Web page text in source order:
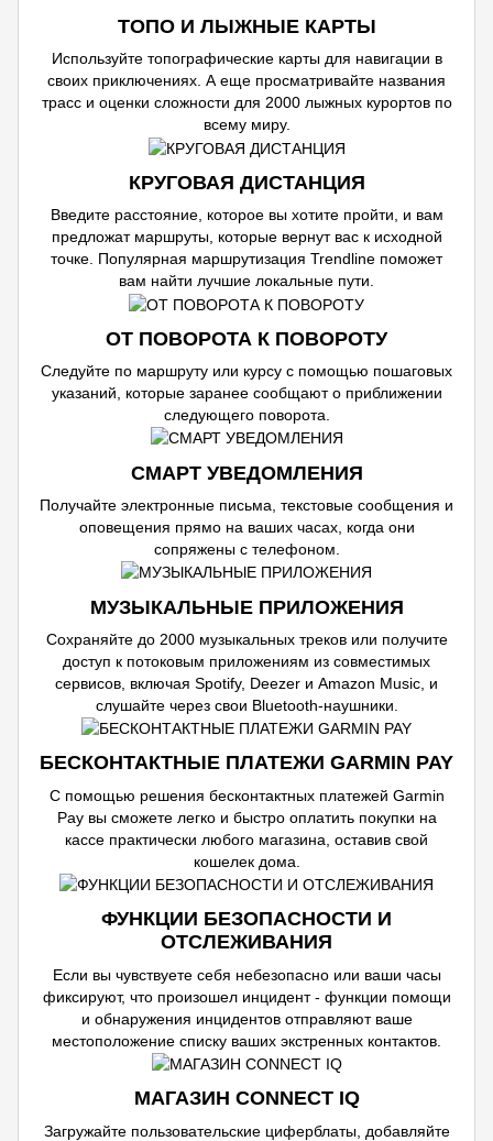
ТОПО И ЛЫЖНЫЕ КАРТЫ
Используйте топографические карты для навигации в
своих приключениях. А еще просматривайте названия
трасс и оценки сложности для 2000 лыжных курортов по
всему миру.
КРУГОВАЯ ДИСТАНЦИЯ
Введите расстояние, которое вы хотите пройти, и вам
предложат маршруты, которые вернут вас к исходной
точке. Популярная маршрутизация Trendline поможет
вам найти лучшие локальные пути.
ОТ ПОВОРОТА К ПОВОРОТУ
Следуйте по маршруту или курсу с помощью пошаговых
указаний, которые заранее сообщают о приближении
следующего поворота.
СМАРТ УВЕДОМЛЕНИЯ
Получайте электронные письма, текстовые сообщения и
оповещения прямо на ваших часах, когда они
сопряжены с телефоном.
МУЗЫКАЛЬНЫЕ ПРИЛОЖЕНИЯ
Сохраняйте до 2000 музыкальных треков или получите
доступ к потоковым приложениям из совместимых
сервисов, включая Spotify, Deezer и Amazon Music, и
слушайте через свои Bluetooth-наушники.
БЕСКОНТАКТНЫЕ ПЛАТЕЖИ GARMIN PAY
С помощью решения бесконтактных платежей Garmin
Pay вы сможете легко и быстро оплатить покупки на
кассе практически любого магазина, оставив свой
кошелек дома.
ФУНКЦИИ БЕЗОПАСНОСТИ И
ОТСЛЕЖИВАНИЯ
Если вы чувствуете себя небезопасно или ваши часы
фиксируют, что произошел инцидент - функции помощи
и обнаружения инцидентов отправляют ваше
местоположение списку ваших экстренных контактов.
МАГАЗИН CONNECT IQ
Загружайте пользовательские циферблаты, добавляйте